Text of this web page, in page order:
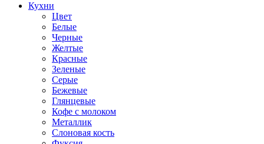
Кухни
Цвет
Белые
Черные
Желтые
Красные
Зеленые
Серые
Бежевые
Глянцевые
Кофе с молоком
Металлик
Слоновая кость